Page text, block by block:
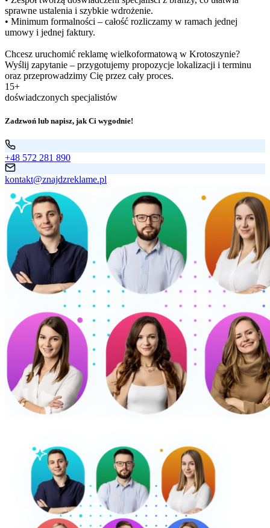
sprawne ustalenia i szybkie wdrożenie.
• Minimum formalności – całość rozliczamy w ramach jednej
umowy i jednej faktury.
Chcesz uruchomić reklamę wielkoformatową w Krotoszynie?
Wyślij zapytanie – przygotujemy propozycje lokalizacji i terminu
oraz przeprowadzimy Cię przez cały proces.
15+
doświadczonych specjalistów
Zadzwoń lub napisz, jak Ci wygodnie!
+48 572 281 890
kontakt@znajdzreklame.pl